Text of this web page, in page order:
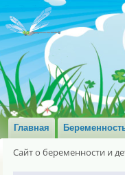
Главная
Сайт о беременности и